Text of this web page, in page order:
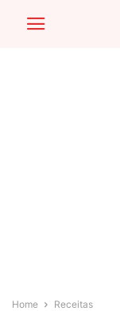
Home Receitas